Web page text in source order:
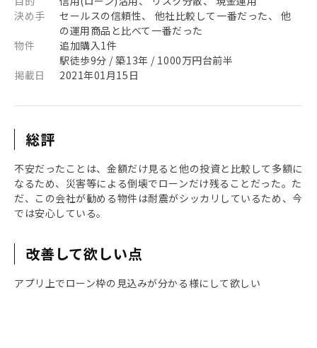
決め手
セールスの信頼性、 他社比較して一番だった、 他
の運用商品と比べて一番だった
物件
追加購入1件
駅徒歩9分 / 築13年 / 1000万円台前半
掲載日
2021年01月15日
総評
不安だったことは、金額だけ見ると他の投資と比較して多額に
なるため、災害等による倒壊でローンだけ残ることだった。た
だ、この会社が勧める物件は耐震がシッカリしているため、今
では安心している。
改善して欲しい点
アプリ上でローン枠の見込みが分かる様にして欲しい